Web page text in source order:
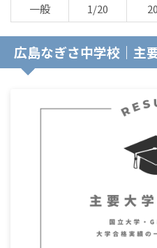
一般 1/20
広島なぎさ中学校｜主